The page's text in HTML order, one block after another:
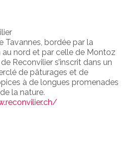
Tavannes, bordée par la
nord et par celle de Montoz
Reconvilier s’inscrit dans un
de pâturages et de
à de longues promenades
la nature.